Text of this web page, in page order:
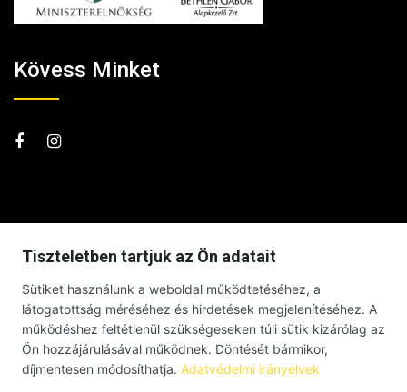
Kövess Minket
Tiszteletben tartjuk az Ön adatait
Sütiket használunk a weboldal működtetéséhez, a
látogatottság méréséhez és hirdetések megjelenítéséhez. A
működéshez feltétlenül szükségeseken túli sütik kizárólag az
Ön hozzájárulásával működnek. Döntését bármikor,
díjmentesen módosíthatja. Adatvédelmi irányelvek